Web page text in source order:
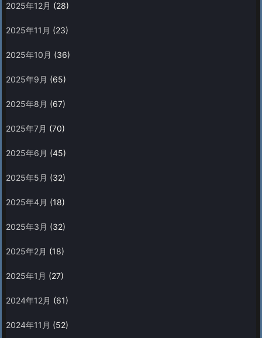
2025年12月 (28)
2025年11月 (23)
2025年10月 (36)
2025年9月 (65)
2025年8月 (67)
2025年7月 (70)
2025年6月 (45)
2025年5月 (32)
2025年4月 (18)
2025年3月 (32)
2025年2月 (18)
2025年1月 (27)
2024年12月 (61)
2024年11月 (52)